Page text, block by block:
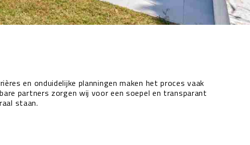
en onduidelijke planningen maken het proces vaak
partners zorgen wij voor een soepel en transparant
staan.